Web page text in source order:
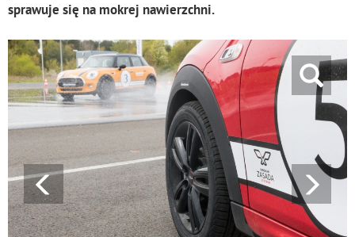
sprawuje się na mokrej nawierzchni.